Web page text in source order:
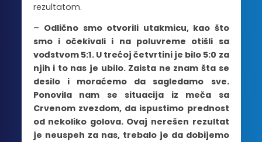
rezultatom.
– Odlično smo otvorili utakmicu, kao što
smo i očekivali i na poluvreme otišli sa
vođstvom 5:1. U trećoj četvrtini je bilo 5:0 za
njih i to nas je ubilo. Zaista ne znam šta se
desilo i moraćemo da sagledamo sve.
Ponovila nam se situacija iz meča sa
Crvenom zvezdom, da ispustimo prednost
od nekoliko golova. Ovaj nerešen rezultat
je neuspeh za nas, trebalo je da dobijemo